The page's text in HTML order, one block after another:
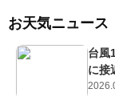
お天気ニュース
台風
に接